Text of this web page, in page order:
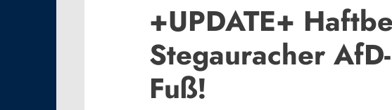
+UPDATE+
Stegauracher
Fuß!